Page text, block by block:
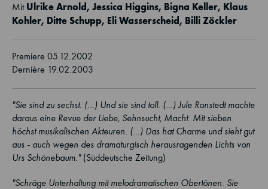
Mit Ulrike Arnold , Jessica Higgins, Bigna Keller, Klaus
Kohler, Ditte Schupp, Eli Wasserscheid , Billi Zöckler
Premiere 05.12.2002
Dernière 19.02.2003
"Sie sind zu sechst. (...) Und sie sind toll. (...) Jule Ronstedt machte
daraus eine Revue der Liebe, Sehnsucht, Macht. Mit sieben
höchst musikalischen Akteuren. (...) Das hat Charme und sieht gut
aus - auch wegen des dramaturgisch herausragenden Lichts von
Urs Schönebaum."(Süddeutsche Zeitung)
"Schräge Unterhaltung mit melodramatischen Obertönen. Sie